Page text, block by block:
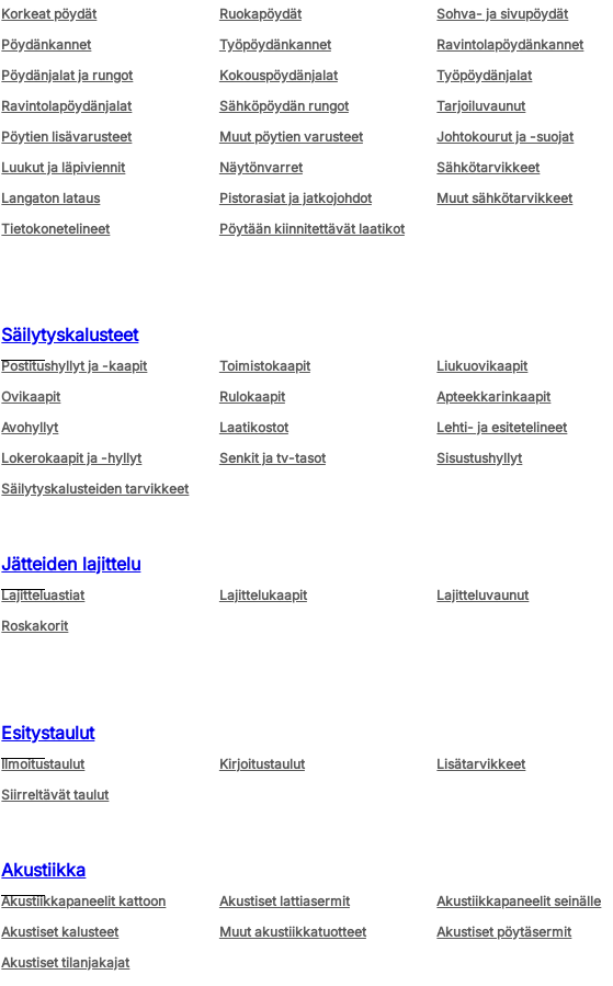
Korkeat pöydät
Ruokapöydät
Sohva- ja sivupöydät
Pöydänkannet
Työpöydänkannet
Ravintolapöydänkannet
Pöydänjalat ja rungot
Kokouspöydänjalat
Työpöydänjalat
Ravintolapöydänjalat
Sähköpöydän rungot
Tarjoiluvaunut
Pöytien lisävarusteet
Muut pöytien varusteet
Johtokourut ja -suojat
Luukut ja läpiviennit
Näytönvarret
Sähkötarvikkeet
Langaton lataus
Pistorasiat ja jatkojohdot
Muut sähkötarvikkeet
Tietokonetelineet
Pöytään kiinnitettävät laatikot
Säilytyskalusteet
Postitushyllyt ja -kaapit Toimistokaapit
Liukuovikaapit
Ovikaapit
Rulokaapit
Apteekkarinkaapit
Avohyllyt
Laatikostot
Lehti- ja esitetelineet
Lokerokaapit ja -hyllyt
Senkit ja tv-tasot
Sisustushyllyt
Säilytyskalusteiden tarvikkeet
Jätteiden lajittelu
Lajitteluastiat Lajittelukaapit
Lajitteluvaunut
Roskakorit
Esitystaulut
Ilmoitustaulut Kirjoitustaulut
Lisätarvikkeet
Siirreltävät taulut
Akustiikka
Akustiikkapaneelit kattoon Akustiset lattiasermit
Akustiikkapaneelit seinälle
Akustiset kalusteet
Muut akustiikkatuotteet
Akustiset pöytäsermit
Akustiset tilanjakajat